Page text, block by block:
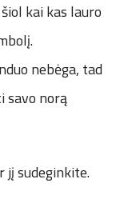
kai kas lauro
nebėga, tad
savo norą
jį sudeginkite.